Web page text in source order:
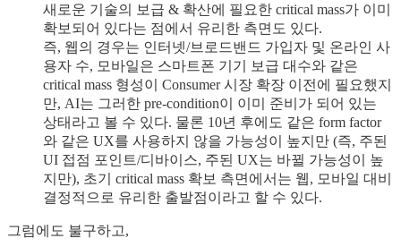
새로운 기술의 보급 & 확산에 필요한 critical mass가 이미
확보되어 있다는 점에서 유리한 측면도 있다.
즉, 웹의 경우는 인터넷/브로드밴드 가입자 및 온라인 사
용자 수, 모바일은 스마트폰 기기 보급 대수와 같은
critical mass 형성이 Consumer 시장 확장 이전에 필요했지
만, AI는 그러한 pre-condition이 이미 준비가 되어 있는
상태라고 볼 수 있다. 물론 10년 후에도 같은 form factor
와 같은 UX를 사용하지 않을 가능성이 높지만 (즉, 주된
UI 접점 포인트/디바이스, 주된 UX는 바뀔 가능성이 높
지만), 초기 critical mass 확보 측면에서는 웹, 모바일 대비
결정적으로 유리한 출발점이라고 할 수 있다.
그럼에도 불구하고,